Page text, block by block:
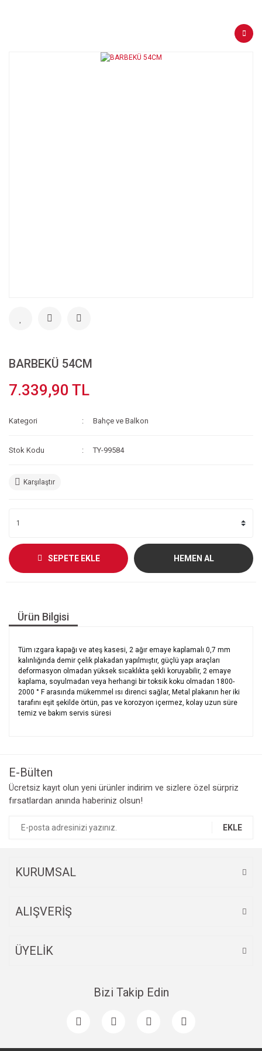
BARBEKÜ 54CM
7.339,90 TL
Kategori Bahçe ve Balkon
Stok Kodu TY-99584
Karşılaştır
SEPETE EKLE HEMEN AL
Ürün Bilgisi
Tüm ızgara kapağı ve ateş kasesi, 2 ağır emaye kaplamalı 0,7 mm
kalınlığında demir çelik plakadan yapılmıştır, güçlü yapı araçları
deformasyon olmadan yüksek sıcaklıkta şekli koruyabilir, 2 emaye
kaplama, soyulmadan veya herhangi bir toksik koku olmadan 1800-
2000 ° F arasında mükemmel ısı direnci sağlar, Metal plakanın her iki
tarafını eşit şekilde örtün, pas ve korozyon içermez, kolay uzun süre
temiz ve bakım servis süresi
E-Bülten
Ücretsiz kayıt olun yeni ürünler indirim ve sizlere özel sürpriz
fırsatlardan anında haberiniz olsun!
EKLE
KURUMSAL
ALIŞVERİŞ
ÜYELİK
Bizi Takip Edin